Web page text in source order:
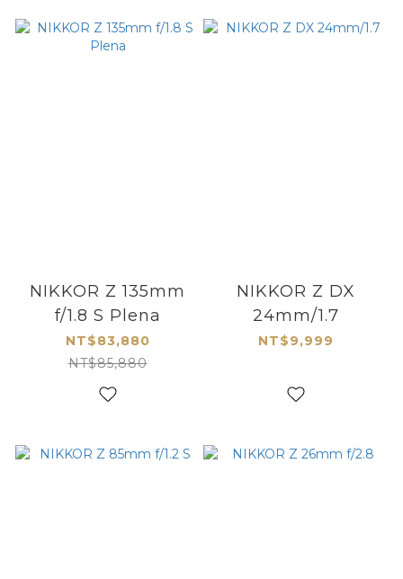
NIKKOR Z 135mm
f/1.8 S Plena
NT$83,880
NT$85,880
NIKKOR Z DX
24mm/1.7
NT$9,999